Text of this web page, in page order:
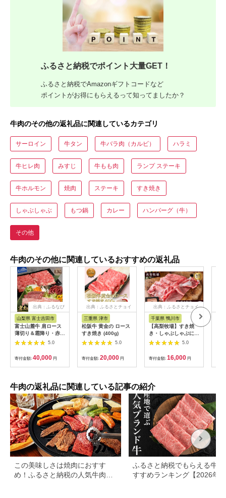
ふるさと納税でポイント大量GET！
ふるさと納税でAmazonギフトコードなど
ポイントがお得にもらえるって知ってましたか？
牛肉のその他の返礼品に関連しているカテゴリ
サーロイン 牛タン 牛バラ肉（カルビ） ハラミ
牛ヒレ肉 みすじ 牛もも肉 ランプ ステーキ
牛ホルモン 焼肉 ステーキ すき焼き
しゃぶしゃぶ もつ鍋 カレー ハンバーグ（牛）
その他
牛肉のその他に関連しているおすすめの返礼品
出典：ふるなび
山梨県 富士吉田市
富士山麓牛 肩ロース
薄切り＆霜降り・赤身
焼肉セット 牛肉 食べ
比べ 計1.3kg 焼肉 す
き焼き 国産 精肉 冷凍
送料無料
5.0
寄付金額: 40,000 円
出典：ふるさとチョイ
三重県 津市
松阪牛 黄金の ロース
すき焼き (400g)
5.0
寄付金額: 20,000 円
出典：ふるさとチョイ
千葉県 鴨川市
【高梨牧場】すき焼
き・しゃぶしゃぶに！
A５ランク『かずさ和
牛（黒毛和牛）』薄切
り肩ロース 300g
[0016-0019]
5.0
寄付金額: 16,000 円
牛肉の返礼品に関連している記事の紹介
この美味しさは焼肉におすす
め！ふるさと納税の人気牛肉還
ふるさと納税でもらえる牛肉
すすめランキング【2026年